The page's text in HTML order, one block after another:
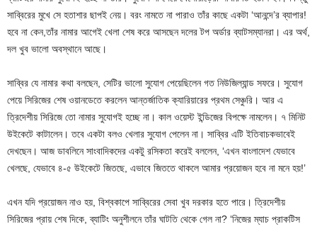
সাব্বিরের মুখে সে হতাশার ছাপই নেয়। বরং নামতে না পারাও তাঁর কাছে একটা ‘আনন্দে’র ব্যাপার!
হবে না কেন,তাঁর নামার আগেই খেলা শেষ করে আসছেন দলের টপ অর্ডার ব্যাটসম্যানরা। এর অর্থ,
দল খুব ভালো অবস্থানে আছে।
সাব্বির যে নামার কথা বলছেন, সেটির ভালো সুযোগ পেয়েছিলেন গত নিউজিল্যান্ড সফরে। সুযোগ
পেয়ে সিরিজের শেষ ওয়ানডেতে করলেন আন্তর্জাতিক ক্যারিয়ারের প্রথম সেঞ্চুরি। আর এ
ত্রিদেশীয় সিরিজে তো নামার সুযোগই হচ্ছে না। কাল ওয়েস্ট ইন্ডিজের বিপক্ষে নামলেন। ৭ মিনিট
উইকেটে কাটালেন। তবে একটা বলও খেলার সুযোগ পেলেন না। সাব্বির এটি ইতিবাচকভাবেই
দেখছেন। আজ ডাবলিনে সাংবাদিকদের একটু রসিকতা করেই বললেন, ‘এখন বাংলাদেশ যেভাবে
খেলছে, যেভাবে ৪-৫ উইকেটে জিতছে, এভাবে জিততে থাকলে আমার প্রয়োজন হবে না মনে হয়!’
এখন যদি প্রয়োজন নাও হয়, বিশ্বকাপে সাব্বিরের সেবা খুব দরকার হতে পারে। ত্রিদেশীয়
সিরিজের প্রায় শেষ দিকে, ব্যাটিং অনুশীলনে তাঁর ঘাটতি থেকে গেল না? ‘নিজের ম্যাচ প্রাকটিস